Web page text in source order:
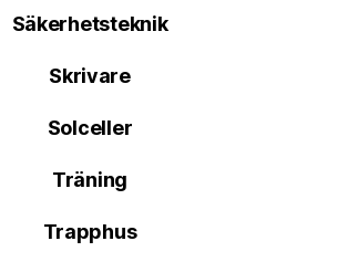
Säkerhetsteknik
Skrivare
Solceller
Träning
Trapphus